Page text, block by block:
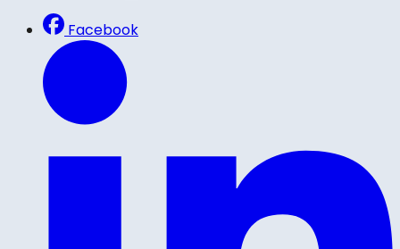
Facebook